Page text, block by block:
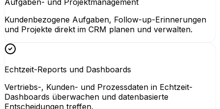
Aufgaben- und Projektmanagement
Kundenbezogene Aufgaben, Follow-up-Erinnerungen
und Projekte direkt im CRM planen und verwalten.
Echtzeit-Reports und Dashboards
Vertriebs-, Kunden- und Prozessdaten in Echtzeit-
Dashboards überwachen und datenbasierte
Entscheidungen treffen.